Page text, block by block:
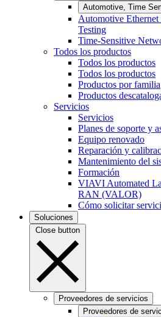
Automotive, Time
Automotive
Testing
Time-Sensitive
Todos los productos
Todos los productos
Todos los productos
Productos por familia
Productos
Servicios
Servicios
Planes de soporte y
Equipo renovado
Reparación y
Mantenimiento del
Formación
VIAVI Automated
RAN (VALOR)
Cómo solicitar
Soluciones
Close button
Proveedores de servicios
Proveedores de